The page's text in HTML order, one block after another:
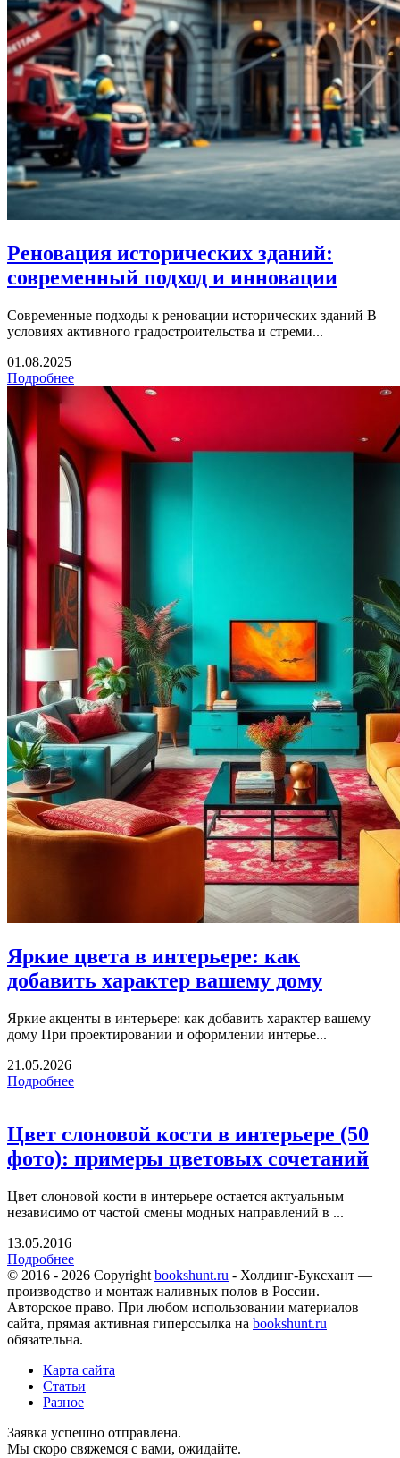
Реновация исторических зданий:
современный подход и инновации
Современные подходы к реновации исторических зданий В
условиях активного градостроительства и стреми...
01.08.2025
Подробнее
Яркие цвета в интерьере: как
добавить характер вашему дому
Яркие акценты в интерьере: как добавить характер вашему
дому При проектировании и оформлении интерье...
21.05.2026
Подробнее
Цвет слоновой кости в интерьере (50
фото): примеры цветовых сочетаний
Цвет слоновой кости в интерьере остается актуальным
независимо от частой смены модных направлений в ...
13.05.2016
Подробнее
© 2016 - 2026 Copyright bookshunt.ru - Холдинг-Буксхант —
производство и монтаж наливных полов в России.
Авторское право. При любом использовании материалов
сайта, прямая активная гиперссылка на bookshunt.ru
обязательна.
Карта сайта
Статьи
Разное
Заявка успешно отправлена.
Мы скоро свяжемся с вами, ожидайте.